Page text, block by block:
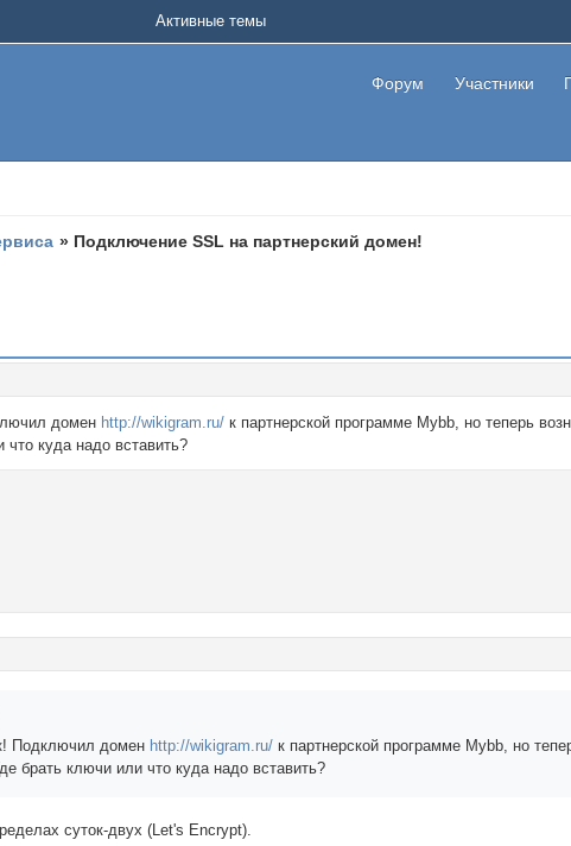
Форум Участники
Активные темы
» Подключение SSL на партнерский домен!
домен http://wikigram.ru/ к партнерской программе Mybb, но теперь
куда надо вставить?
Подключил домен http://wikigram.ru/ к партнерской программе Mybb, но
брать ключи или что куда надо вставить?
суток-двух (Let's Encrypt).